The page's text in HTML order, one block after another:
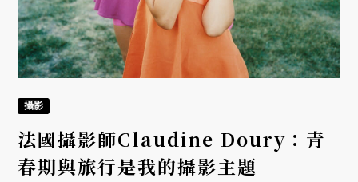
攝影
法國攝影師Claudine Doury：青
春期與旅行是我的攝影主題